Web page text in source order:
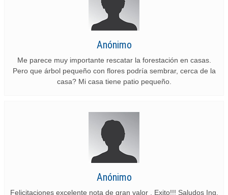
Anónimo
Me parece muy importante rescatar la forestación en casas.
Pero que árbol pequeño con flores podría sembrar, cerca de la
casa? Mi casa tiene patio pequeño.
Anónimo
Felicitaciones excelente nota de gran valor . Exito!!! Saludos Ing.